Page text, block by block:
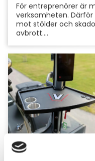
För entreprenörer är
verksamheten.
mot stölder och
avbrott....
Hyttbord till